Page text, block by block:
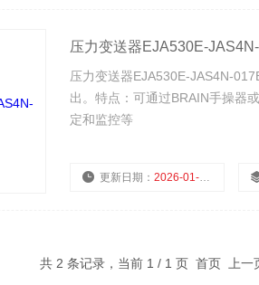
压力变送器EJA530E-
压力变送器EJA530E-JAS4N-
出。特点：可通过BRAIN手操器
定和监控等
更新日期：2026-01-28
共 2 条记录，当前 1 / 1 页 首页 上